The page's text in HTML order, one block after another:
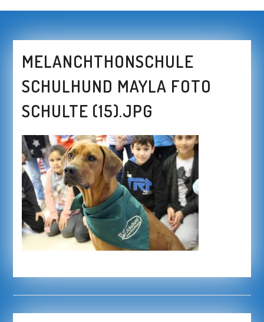
MELANCHTHONSCHULE
SCHULHUND MAYLA FOTO
SCHULTE (15).JPG